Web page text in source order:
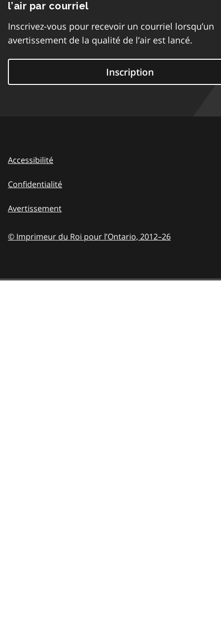
l’air par courriel
Inscrivez-vous pour recevoir un courriel lorsqu’un
avertissement de la qualité de l’air est lancé.
Inscription
Accessibilité
Confidentialité
Avertissement
© Imprimeur du Roi pour l’Ontario, 2012–26